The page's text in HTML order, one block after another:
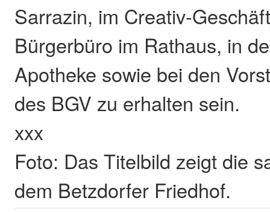
Sarrazin, im Creativ-
Bürgerbüro im Rathaus, in
Apotheke sowie bei den
des BGV zu erhalten sein.
xxx
Foto: Das Titelbild zeigt die
dem Betzdorfer Friedhof.